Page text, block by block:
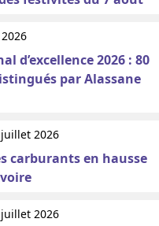
d’excellence 2026 : 80
par Alassane
2026
carburants en hausse
2026